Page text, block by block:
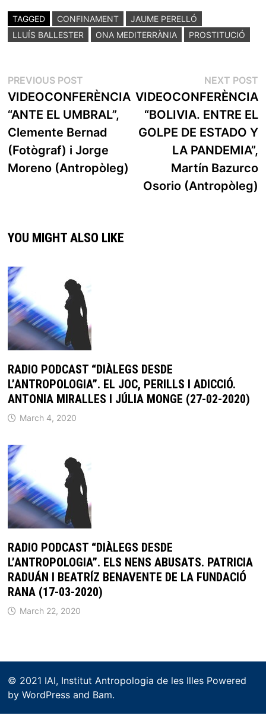
TAGGED CONFINAMENT
JAUME PERELLÓ
LLUÍS BALLESTER
ONA MEDITERRÀNIA PROSTITUCIÓ
POST
NAVIGATION
PREVIOUS POST
post:
VIDEOCONFERÈNCIA
“ANTE EL UMBRAL”,
Clemente Bernad
(Fotògraf) i Jorge
Moreno (Antropòleg)
NEXT POST
VIDEOCONFERÈNCIA
“BOLIVIA. ENTRE EL
GOLPE DE ESTADO Y
LA PANDEMIA”,
Martín Bazurco
Osorio (Antropòleg)
YOU MIGHT ALSO LIKE
RADIO PODCAST “DIÀLEGS DESDE
L’ANTROPOLOGIA”. EL JOC, PERILLS I ADICCIÓ.
ANTONIA MIRALLES I JÚLIA MONGE (27-02-2020)
March 4, 2020
RADIO PODCAST “DIÀLEGS DESDE
L’ANTROPOLOGIA”. ELS NENS ABUSATS. PATRICIA
RADUÁN I BEATRÍZ BENAVENTE DE LA FUNDACIÓ
RANA (17-03-2020)
March 22, 2020
© 2021 IAI, Institut Antropologia de les Illes Powered
byWordPress and Bam.